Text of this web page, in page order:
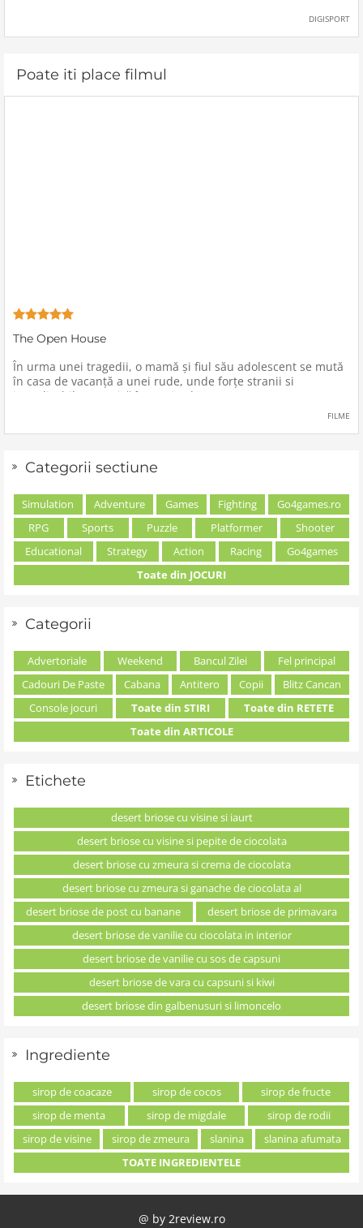
DIGISPORT
Poate iti place filmul
The Open House
În urma unei tragedii, o mamă şi fiul său adolescent se mută
în casa de vacanţă a unei rude, unde forţe stranii si
inexplicabile conspiră împotriva lor.
FILME
Categorii sectiune
Simulation Adventure Games Fighting
Go4games.ro
RPG
Sports Puzzle Platformer
Shooter
Educational
Strategy Action Racing
Go4games
Toate din JOCURI
Categorii
Advertoriale Weekend Bancul Zilei
Fel principal
Cadouri De Paste
Cabana Antitero Copii
Blitz Cancan
Console jocuri
Toate din STIRI
Toate din RETETE
Toate din ARTICOLE
Etichete
desert briose cu visine si iaurt
desert briose cu visine si pepite de ciocolata
desert briose cu zmeura si crema de ciocolata
desert briose cu zmeura si ganache de ciocolata al
desert briose de post cu banane
desert briose de primavara
desert briose de vanilie cu ciocolata in interior
desert briose de vanilie cu sos de capsuni
desert briose de vara cu capsuni si kiwi
desert briose din galbenusuri si limoncelo
Ingrediente
sirop de coacaze sirop de cocos
sirop de fructe
sirop de menta
sirop de migdale
sirop de rodii
sirop de visine
sirop de zmeura slanina
slanina afumata
TOATE INGREDIENTELE
@ by 2review.ro